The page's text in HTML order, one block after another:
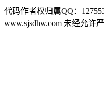
代码作者权归属QQ：
www.sjsdhw.com 未经允许